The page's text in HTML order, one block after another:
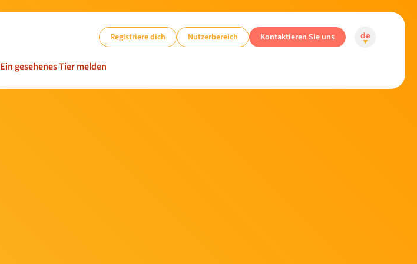
Ein gesehenes Tier melden
Registriere dich Nutzerbereich Kontaktieren Sie uns de